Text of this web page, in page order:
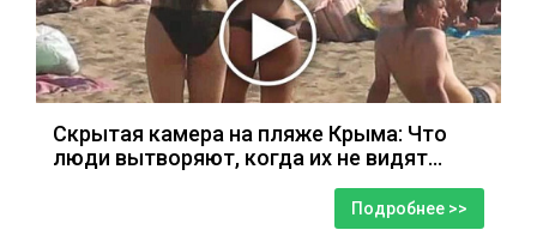
Скрытая камера на пляже Крыма: Что
люди вытворяют, когда их не видят...
Подробнее >>